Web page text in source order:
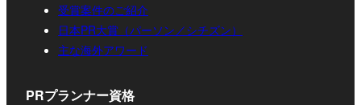
受賞案件のご紹介
日本PR大賞（パーソン／シチズン）
主な海外アワード
PRプランナー資格